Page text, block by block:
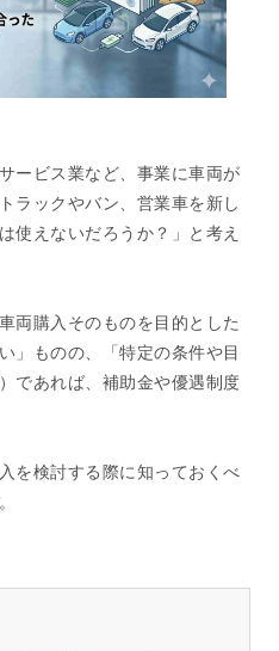
ービス業など、事業に車両が
ラックやバン、営業車を新し
使えないだろうか？」と考え
両購入そのものを目的とした
」ものの、「特定の条件や目
であれば、補助金や優遇制度
を検討する際に知っておくべ